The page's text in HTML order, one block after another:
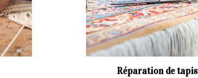
Réparation de tapis